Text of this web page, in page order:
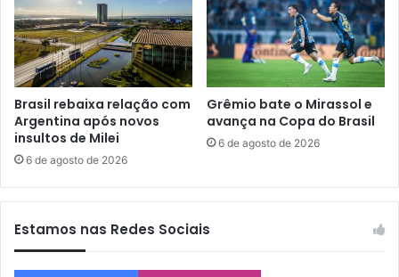
Brasil rebaixa relação com
Argentina após novos
insultos de Milei
6 de agosto de 2026
Grêmio bate o Mirassol e
avança na Copa do Brasil
6 de agosto de 2026
Estamos nas Redes Sociais